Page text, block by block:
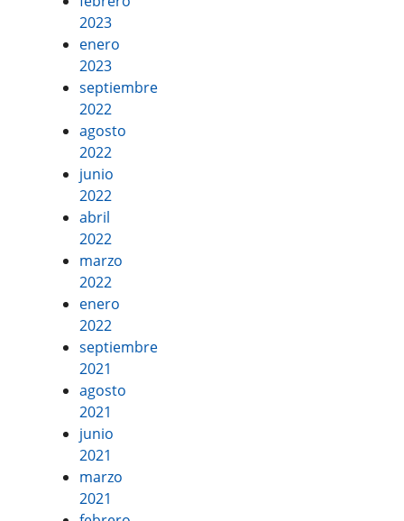
2023
enero
2023
septiembre
2022
agosto
2022
junio
2022
abril
2022
marzo
2022
enero
2022
septiembre
2021
agosto
2021
junio
2021
marzo
2021